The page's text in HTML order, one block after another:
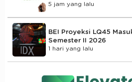
5 jam yang lalu
BEI Proyeksi LQ45
Semester II 2026
1 hari yang lalu